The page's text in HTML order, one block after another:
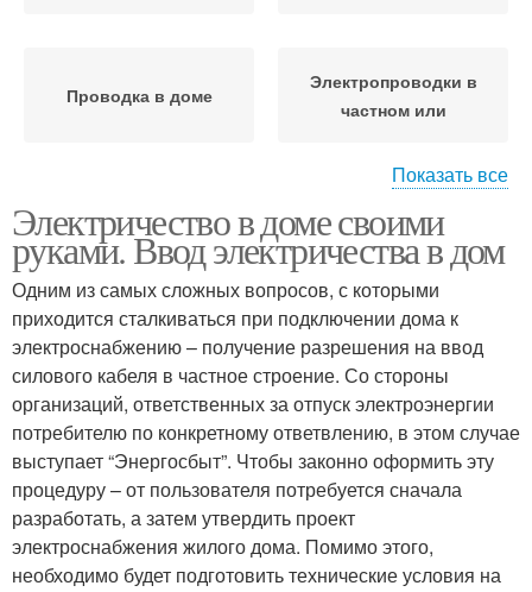
Проводка в доме
Электропроводки в
частном или
Загородный дом
доме
Показать все
Электричество в доме своими
руками. Ввод электричества в дом
Одним из самых сложных вопросов, с которыми
приходится сталкиваться при подключении дома к
электроснабжению – получение разрешения на ввод
силового кабеля в частное строение. Со стороны
организаций, ответственных за отпуск электроэнергии
потребителю по конкретному ответвлению, в этом случае
выступает “Энергосбыт”. Чтобы законно оформить эту
процедуру – от пользователя потребуется сначала
разработать, а затем утвердить проект
электроснабжения жилого дома. Помимо этого,
необходимо будет подготовить технические условия на